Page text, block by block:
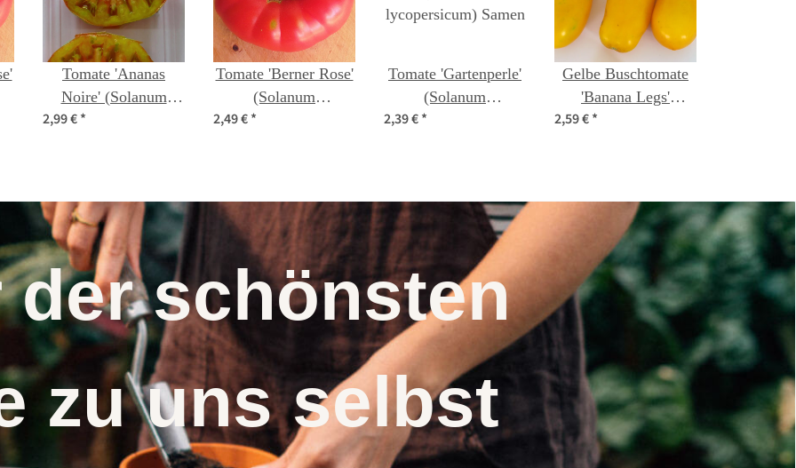
Tomate 'Ananas
Noire' (Solanum
lycopersicum) Samen
2,99 €*
Tomate 'Berner Rose'
(Solanum
lycopersicum) Samen
2,49 €*
Tomate 'Gartenperle'
(Solanum
lycopersicum) Samen
2,39 €*
Gelbe Buschtomate
'Banana Legs'
(Solanum
2,59 €*
der schönsten
zu uns selbst